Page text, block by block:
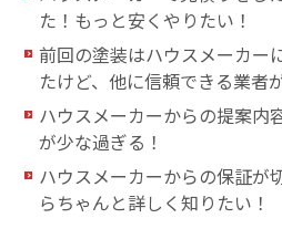
た！もっと安くやりたい！
前回の塗装はハウスメーカー
たけど、他に信頼できる業者
ハウスメーカーからの提案内
が少な過ぎる！
ハウスメーカーからの保証が
らちゃんと詳しく知りたい！